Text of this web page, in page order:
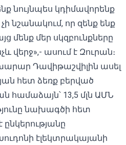
նույնպես կդիմավորենք
նշանակում, որ զենք ենք
մենք մեր սկզբունքները
վերջ»,- ասում է Զուրան։
Դավիթաշվիլին ասել
հետ ձեռք բերված
համաձայն՝ 13,5 մլն ԱՄՆ
նախագծի հետ
էլեկտրակայանի